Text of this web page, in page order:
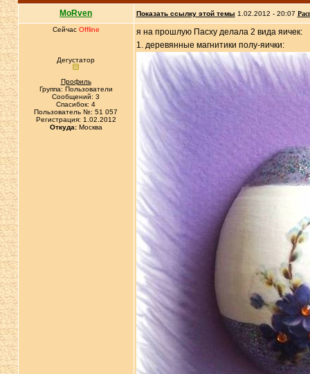
MoRven Показать ссылку этой темы 1.02.2012 - 20:07
Сейчас Offline
Дегустатор
Профиль
Группа: Пользователи
Сообщений: 3
Спасибок: 4
Пользователь №: 51 057
Регистрация: 1.02.2012
Откуда:Москва
я на прошлую Пасху делала 2 вида яичек:
1. деревянные магнитики полу-яички: